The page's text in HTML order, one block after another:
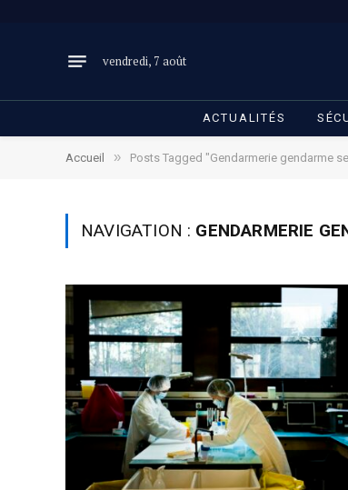
vendredi, 7 août
ACTUALITÉS
Accueil » Posts Tagged "Gendarmerie gendarme
NAVIGATION : GENDARMERIE